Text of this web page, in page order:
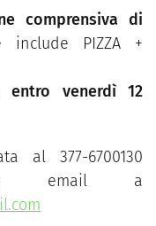
comprensiva di
PIZZA +
entro venerdì 12
al 377-6700130
email a